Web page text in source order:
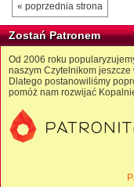
« poprzednia strona
Zostań Patronem
Od 2006 roku
naszym Czytelnikom
Dlatego postanowiliśmy
pomóż nam rozwijać